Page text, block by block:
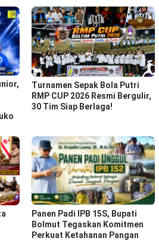
Turnamen Sepak Bola Putri
RMP CUP 2026 Resmi Bergulir,
30 Tim Siap Berlaga!
Panen Padi IPB 15S, Bupati
Bolmut Tegaskan Komitmen
Perkuat Ketahanan Pangan